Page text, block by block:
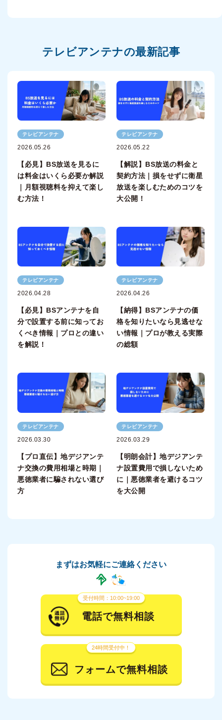
テレビアンテナの最新記事
テレビアンテナ
2026.05.26
【必見】BS放送を見るに
は料金はいくら必要か解説
｜月額視聴料を抑えて楽し
む方法！
テレビアンテナ
2026.05.22
【解説】BS放送の料金と
契約方法｜損をせずに衛星
放送を楽しむためのコツを
大公開！
テレビアンテナ
2026.04.28
【必見】BSアンテナを自
分で設置する前に知ってお
くべき情報｜プロとの違い
を解説！
テレビアンテナ
2026.04.26
【納得】BSアンテナの価
格を知りたいなら見逃せな
い情報｜プロが教える実際
の総額
テレビアンテナ
2026.03.30
【プロ直伝】地デジアンテ
ナ交換の費用相場と時期｜
悪徳業者に騙されない選び
方
テレビアンテナ
2026.03.29
【明朗会計】地デジアンテ
ナ設置費用で損しないため
に｜悪徳業者を避けるコツ
を大公開
まずはお気軽にご連絡ください
受付時間：10:00~19:00
電話で無料相談
24時間受付中！
フォームで無料相談